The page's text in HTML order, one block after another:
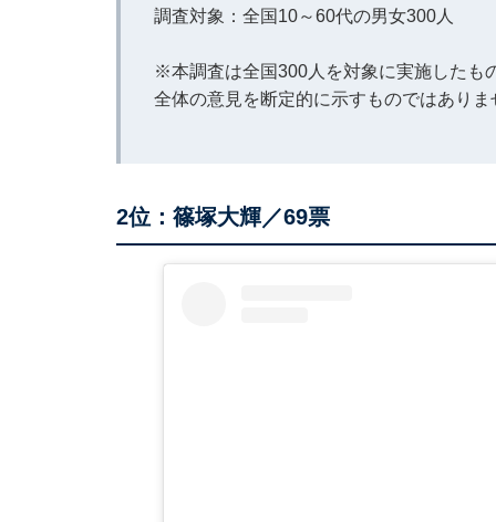
調査対象：全国10～60代の男女300人
※本調査は全国300人を対象に実施したも
全体の意見を断定的に示すものではありま
2位：篠塚大輝／69票